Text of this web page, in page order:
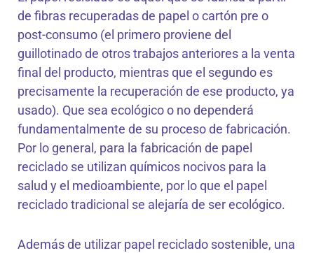
de fibras recuperadas de papel o cartón pre o
post-consumo (el primero proviene del
guillotinado de otros trabajos anteriores a la venta
final del producto, mientras que el segundo es
precisamente la recuperación de ese producto, ya
usado). Que sea ecológico o no dependerá
fundamentalmente de su proceso de fabricación.
Por lo general, para la fabricación de papel
reciclado se utilizan químicos nocivos para la
salud y el medioambiente, por lo que el papel
reciclado tradicional se alejaría de ser ecológico.
Además de utilizar papel reciclado sostenible, una